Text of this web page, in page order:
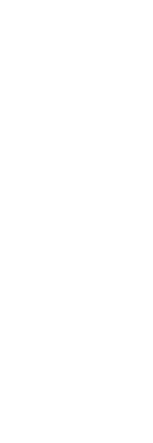
parul si sa-i ofere o stralucire
de par fara amoniac este
parului, precum